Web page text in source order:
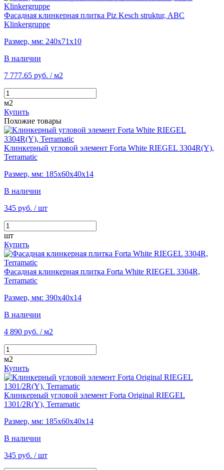
Фасадная клинкерная плитка Piz Kesch struktur, ABC
Klinkergruppe
Размер, мм: 240х71х10
В наличии
7 777.65 руб. / м2
м2
Купить
Похожие товары
Клинкерный угловой элемент Forta White RIEGEL 3304R(Y),
Terramatic
Размер, мм: 185х60х40х14
В наличии
345 руб. / шт
шт
Купить
Фасадная клинкерная плитка Forta White RIEGEL 3304R,
Terramatic
Размер, мм: 390х40х14
В наличии
4 890 руб. / м2
м2
Купить
Клинкерный угловой элемент Forta Original RIEGEL
1301/2R(Y), Terramatic
Размер, мм: 185х60х40х14
В наличии
345 руб. / шт